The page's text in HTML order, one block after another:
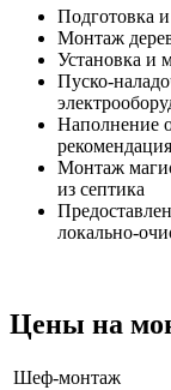
Подготовка
Монтаж
Установка и
Пуско-
Наполнение
Монтаж
из септика
локально-
Цены на
Шеф-монтаж